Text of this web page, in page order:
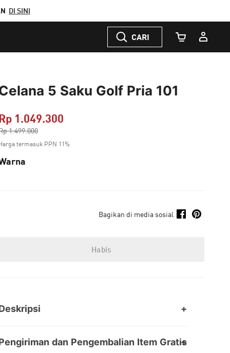
DI SINI
CARI
Jumlah
5 Saku Golf Pria 101
1.049.300Harga dikurang dari
1.499.000
termasuk PPN 11%
Bagikan di media sosial
Habis
dan Pengembalian Item Gratis